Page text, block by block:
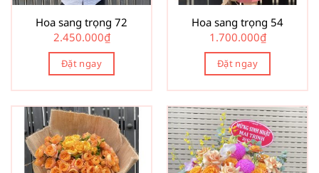
Hoa sang trọng 72
2.450.000₫
Đặt ngay
Hoa sang trọng 54
1.700.000₫
Đặt ngay